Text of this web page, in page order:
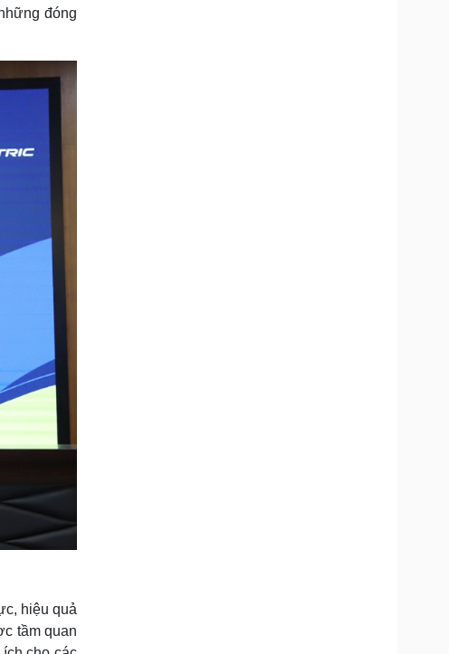
đóng
hiệu quả
tầm quan